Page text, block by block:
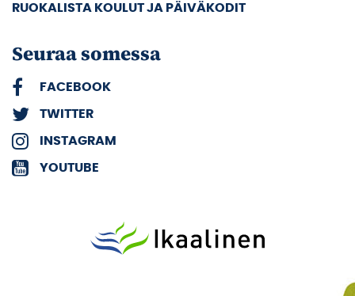
RUOKALISTA KOULUT JA PÄIVÄKODIT
Seuraa somessa
FACEBOOK
TWITTER
INSTAGRAM
YOUTUBE